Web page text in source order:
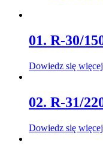
01. R-30/
Dowiedz się więcej
02. R-31/
Dowiedz się więcej